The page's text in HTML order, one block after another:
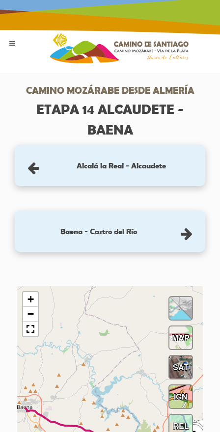
CAMINO MOZÁRABE DESDE ALMERÍA
ETAPA 14 ALCAUDETE -
BAENA
Alcalá la Real - Alcaudete
Baena - Castro del Río
+
−
MAP
SAT
IGN
REL